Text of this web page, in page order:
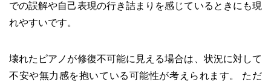
での誤解や自己表現の行き詰まりを感じているときにも現
れやすいです。
壊れたピアノが修復不可能に見える場合は、状況に対して
不安や無力感を抱いている可能性が考えられます。 ただ